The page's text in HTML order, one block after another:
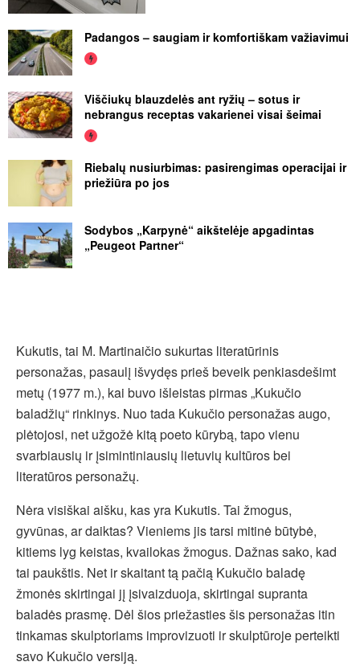
Padangos – saugiam ir komfortiškam važiavimui
Viščiukų blauzdelės ant ryžių – sotus ir
nebrangus receptas vakarienei visai šeimai
Riebalų nusiurbimas: pasirengimas operacijai ir
priežiūra po jos
Sodybos „Karpynė“ aikštelėje apgadintas
„Peugeot Partner“
Kukutis, tai M. Martinaičio sukurtas literatūrinis
personažas, pasaulį išvydęs prieš beveik penkiasdešimt
metų (1977 m.), kai buvo išleistas pirmas „Kukučio
baladžių“ rinkinys. Nuo tada Kukučio personažas augo,
plėtojosi, net užgožė kitą poeto kūrybą, tapo vienu
svarbiausių ir įsimintiniausių lietuvių kultūros bei
literatūros personažų.
Nėra visiškai aišku, kas yra Kukutis. Tai žmogus,
gyvūnas, ar daiktas? Vieniems jis tarsi mitinė būtybė,
kitiems lyg keistas, kvailokas žmogus. Dažnas sako, kad
tai paukštis. Net ir skaitant tą pačią Kukučio baladę
žmonės skirtingai jį įsivaizduoja, skirtingai supranta
baladės prasmę. Dėl šios priežasties šis personažas itin
tinkamas skulptoriams improvizuoti ir skulptūroje perteikti
savo Kukučio versiją.